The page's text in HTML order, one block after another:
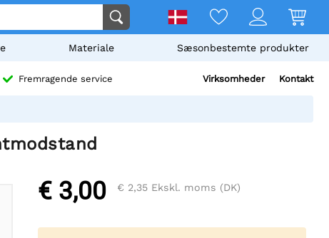
Materiale Sæsonbestemte produkter
Fremragende service Virksomheder Kontakt
€ 3,00 € 2,35 Ekskl. moms (DK)